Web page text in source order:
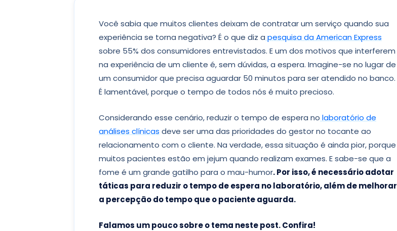
Você sabia que muitos clientes deixam de contratar um serviço quando sua
experiência se torna negativa? É o que diz a pesquisa da American Express
sobre 55% dos consumidores entrevistados. E um dos motivos que interferem
na experiência de um cliente é, sem dúvidas, a espera. Imagine-se no lugar de
um consumidor que precisa aguardar 50 minutos para ser atendido no banco.
É lamentável, porque o tempo de todos nós é muito precioso.
Considerando esse cenário, reduzir o tempo de espera no laboratório de
análises clínicas deve ser uma das prioridades do gestor no tocante ao
relacionamento com o cliente. Na verdade, essa situação é ainda pior, porque
muitos pacientes estão em jejum quando realizam exames. E sabe-se que a
fome é um grande gatilho para o mau-humor. Por isso, é necessário adotar
táticas para reduzir o tempo de espera no laboratório, além de melhorar
a percepção do tempo que o paciente aguarda.
Falamos um pouco sobre o tema neste post. Confira!